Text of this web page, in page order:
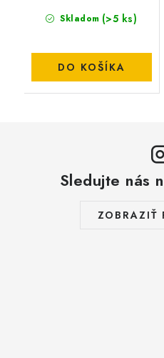
Skladom (>5 ks)
DO KOŠÍKA
Sledujte nás
ZOBRAZIŤ